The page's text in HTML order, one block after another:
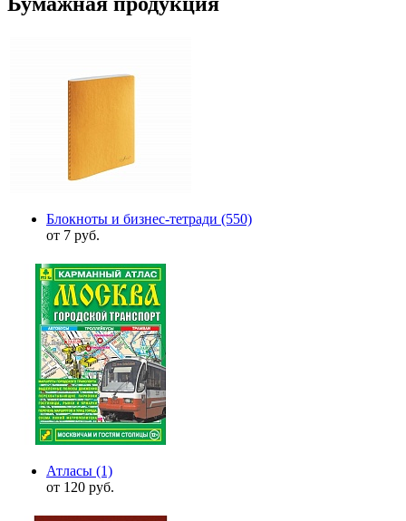
Блокноты и бизнес-тетради (550)
от 7 руб.
Атласы (1)
от 120 руб.